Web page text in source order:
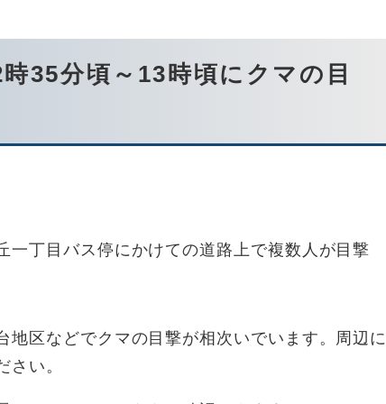
35分頃～13時頃にクマの目
一丁目バス停にかけての道路上で複数人が目撃
地区などでクマの目撃が相次いでいます。周辺に
さい。